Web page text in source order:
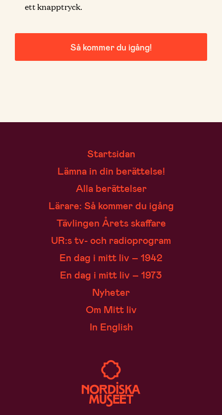
ett knapptryck.
Så kommer du igång!
Startsidan
Lämna in din berättelse!
Alla berättelser
Lärare: Så kommer du igång
Tävlingen Årets skaffare
UR:s tv- och radioprogram
En dag i mitt liv – 1942
En dag i mitt liv – 1973
Nyheter
Om Mitt liv
In English